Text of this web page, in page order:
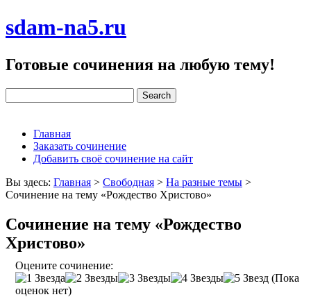
sdam-na5.ru
Готовые сочинения на любую тему!
Главная
Заказать сочинение
Добавить своё сочинение на сайт
Вы здесь: Главная > Свободная > На разные темы >
Сочинение на тему «Рождество Христово»
Сочинение на тему «Рождество
Христово»
Оцените сочинение:
(Пока
оценок нет)